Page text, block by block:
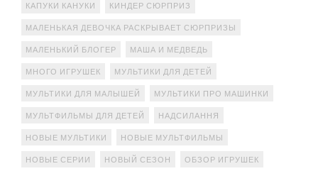
КАПУКИ КАНУКИ КИНДЕР СЮРПРИЗ
МАЛЕНЬКАЯ ДЕВОЧКА РАСКРЫВАЕТ СЮРПРИЗЫ
МАЛЕНЬКИЙ БЛОГЕР МАША И МЕДВЕДЬ
МНОГО ИГРУШЕК МУЛЬТИКИ ДЛЯ ДЕТЕЙ
МУЛЬТИКИ ДЛЯ МАЛЫШЕЙ МУЛЬТИКИ ПРО МАШИНКИ
МУЛЬТФИЛЬМЫ ДЛЯ ДЕТЕЙ НАДСИЛАННЯ
НОВЫЕ МУЛЬТИКИ НОВЫЕ МУЛЬТФИЛЬМЫ
НОВЫЕ СЕРИИ НОВЫЙ СЕЗОН ОБЗОР ИГРУШЕК